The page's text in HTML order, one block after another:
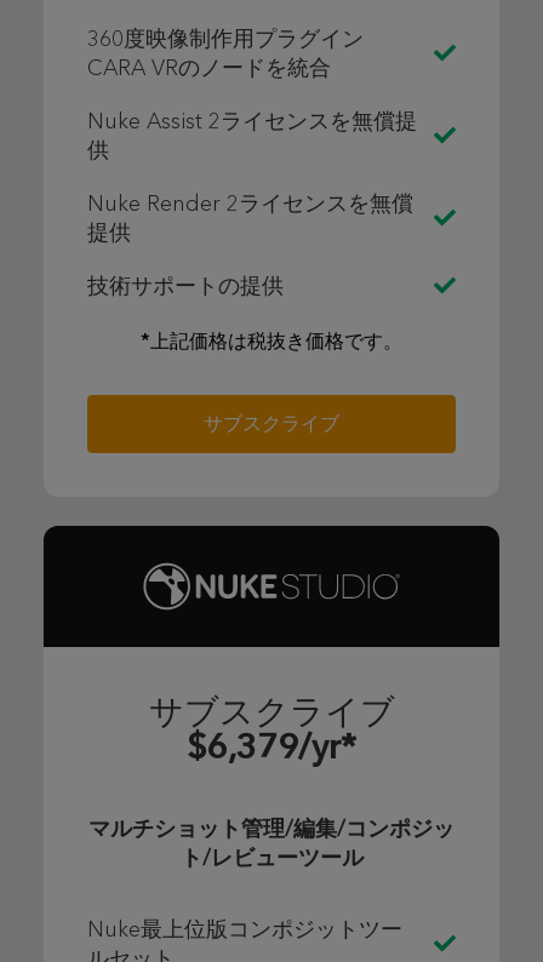
360度映像制作用プラグイン
CARA VRのノードを統合
Nuke Assist 2ライセンスを無償提
供
Nuke Render 2ライセンスを無償
提供
技術サポートの提供
*上記価格は税抜き価格です。
サブスクライブ
サブスクライブ
$6,379/yr*
マルチショット管理/編集/コンポジッ
ト/レビューツール
Nuke最上位版コンポジットツー